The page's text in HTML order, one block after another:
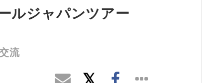
ルジャパンツアー
流